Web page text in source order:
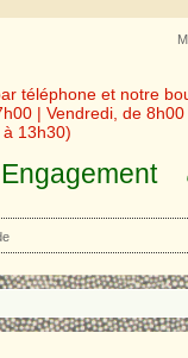
téléphone et notre
| Vendredi, de
13h30)
Engagement